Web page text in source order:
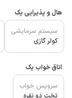
هال و پذیرایی یک
سیستم سرمایشی
کولر گازی
اتاق خواب یک
سرویس خواب
تخت دو نفره